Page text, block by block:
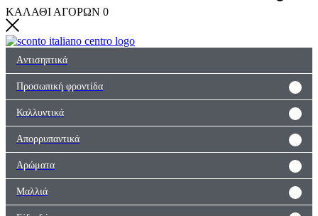
ΚΑΛΑΘΙ ΑΓΟΡΩΝ 0
Aντισηπτικά
Προσωπική φροντίδα
Καλλυντικά
Απορρυπαντικά
Αρώματα
Μαλλιά